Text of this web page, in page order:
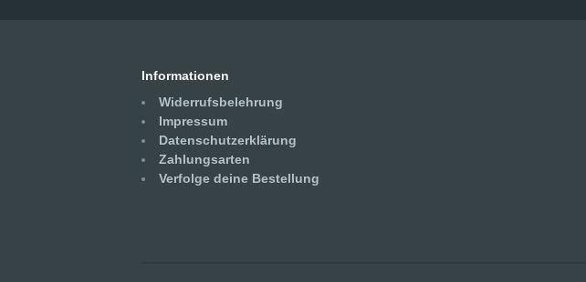
Informationen
Widerrufsbelehrung
Impressum
Datenschutzerklärung
Zahlungsarten
Verfolge deine Bestellung